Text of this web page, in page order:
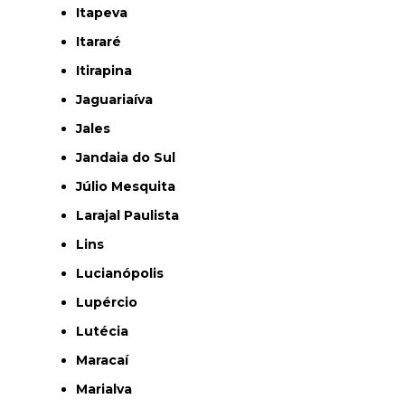
Itapeva
Itararé
Itirapina
Jaguariaíva
Jales
Jandaia do Sul
Júlio Mesquita
Larajal Paulista
Lins
Lucianópolis
Lupércio
Lutécia
Maracaí
Marialva